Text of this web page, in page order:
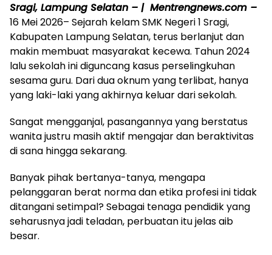
Sragi, Lampung Selatan – | Mentrengnews.com –
16 Mei 2026– Sejarah kelam SMK Negeri 1 Sragi,
Kabupaten Lampung Selatan, terus berlanjut dan
makin membuat masyarakat kecewa. Tahun 2024
lalu sekolah ini diguncang kasus perselingkuhan
sesama guru. Dari dua oknum yang terlibat, hanya
yang laki-laki yang akhirnya keluar dari sekolah.
Sangat mengganjal, pasangannya yang berstatus
wanita justru masih aktif mengajar dan beraktivitas
di sana hingga sekarang.
Banyak pihak bertanya-tanya, mengapa
pelanggaran berat norma dan etika profesi ini tidak
ditangani setimpal? Sebagai tenaga pendidik yang
seharusnya jadi teladan, perbuatan itu jelas aib
besar.